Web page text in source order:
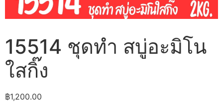
15514 ชุดทำ สบู่อะมิโน
ใสกิ๊ง
฿1,200.00